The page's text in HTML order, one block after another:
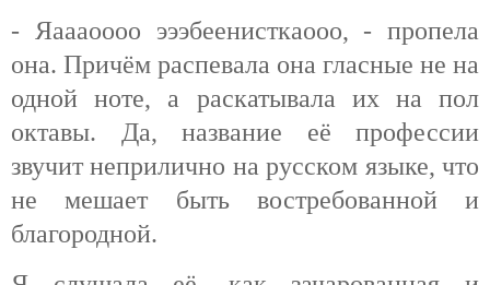
- Яаааоооо эээбеенисткаооо, - пропела
она. Причём распевала она гласные не на
одной ноте, а раскатывала их на пол
октавы. Да, название её профессии
звучит неприлично на русском языке, что
не мешает быть востребованной и
благородной.